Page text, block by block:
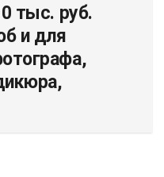
тыс. руб.
и для